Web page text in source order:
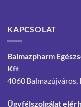
KAPCSOLAT
Balmazpharm
Kft.
4060 Balmazújváros,
Ügyfélszolgálat